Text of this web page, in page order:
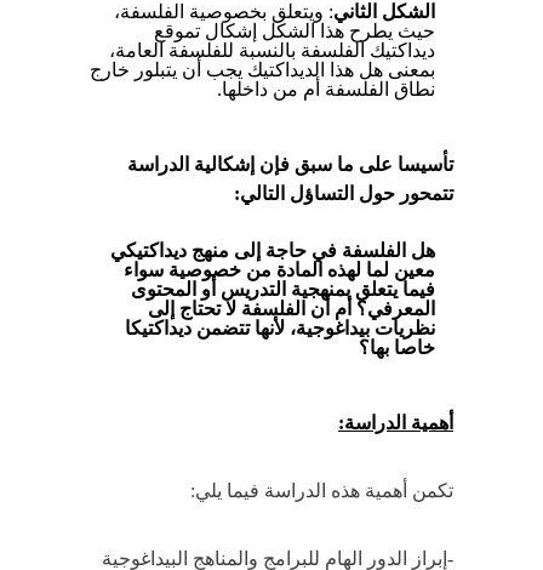
الشكل الثاني: ويتعلق بخصوصية الفلسفة،
حيث يطرح هذا الشكل إشكال تموقع
ديداكتيك الفلسفة بالنسبة للفلسفة العامة،
بمعنى هل هذا الديداكتيك يجب أن يتبلور خارج
نطاق الفلسفة أم من داخلها.
تأسيسا على ما سبق فإن إشكالية الدراسة
تتمحور حول التساؤل التالي:
هل الفلسفة في حاجة إلى منهج ديداكتيكي
معين لما لهذه المادة من خصوصية سواء
فيما يتعلق بمنهجية التدريس أو المحتوى
المعرفي؟ أم أن الفلسفة لا تحتاج إلى
نظريات بيداغوجية، لأنها تتضمن ديداكتيكا
خاصا بها؟
أهمية الدراسة:
تكمن أهمية هذه الدراسة فيما يلي:
-إبراز الدور الهام للبرامج والمناهج البيداغوجية